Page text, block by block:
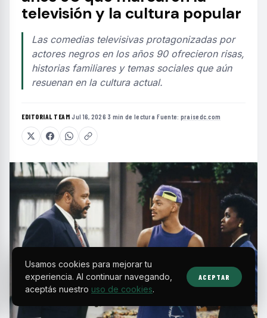
televisión y la cultura popular
Las comedias televisivas protagonizadas por
actores negros en los años 90 ofrecieron risas,
historias familiares y temas sociales que aún
resuenan en la cultura actual.
EDITORIAL TEAM·Jul 16, 2026·3 min de lectura·Fuente: praisedc.com
Usamos cookies para mejorar tu
experiencia. Al continuar navegando,
aceptás nuestro uso de cookies.
ACEPTAR